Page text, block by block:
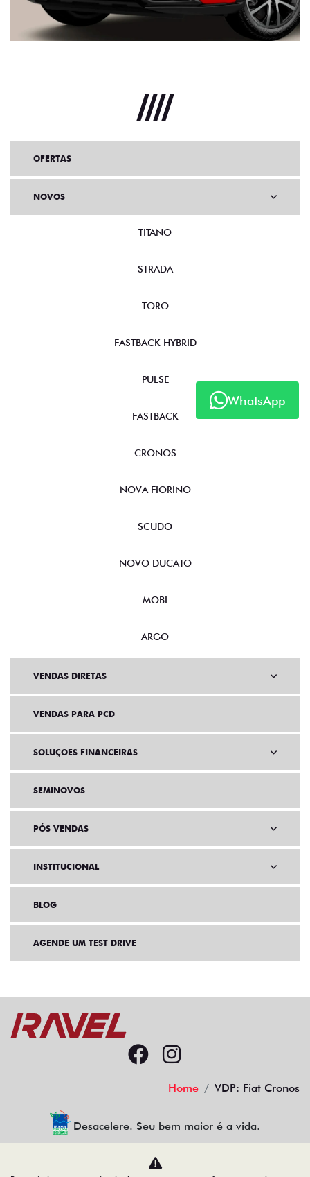
WhatsApp
OFERTAS
NOVOS
TITANO
STRADA
TORO
FASTBACK HYBRID
PULSE
FASTBACK
CRONOS
NOVA FIORINO
SCUDO
NOVO DUCATO
MOBI
ARGO
VENDAS DIRETAS
VENDAS PARA PCD
SOLUÇÕES FINANCEIRAS
SEMINOVOS
PÓS VENDAS
INSTITUCIONAL
BLOG
AGENDE UM TEST DRIVE
Home VDP: Fiat Cronos
Desacelere. Seu bem maior é a vida.